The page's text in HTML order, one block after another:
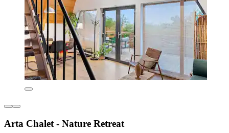
Arta Chalet - Nature Retreat